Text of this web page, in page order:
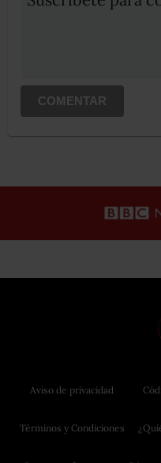
COMENTAR
Aviso de privacidad
Términos y Condiciones